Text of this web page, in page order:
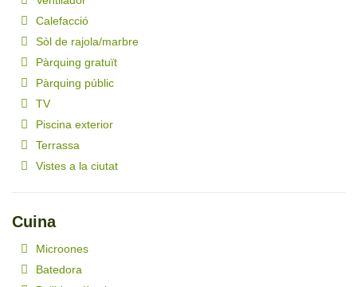
Calefacció
Sòl de rajola/marbre
Pàrquing gratuït
Pàrquing públic
TV
Piscina exterior
Terrassa
Vistes a la ciutat
Cuina
Microones
Batedora